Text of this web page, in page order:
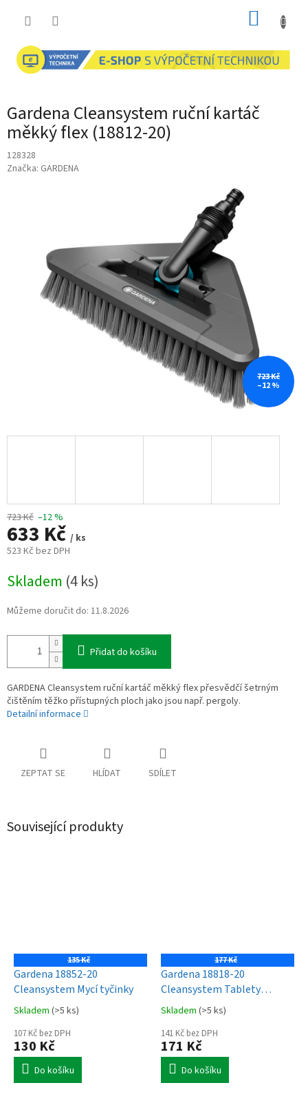
Gardena Cleansystem ruční kartáč
měkký flex (18812-20)
128328
Značka: GARDENA
723 Kč
–12 %
723 Kč –12 %
633 Kč / ks
523 Kč bez DPH
cena:
Skladem (4 ks)
Můžeme doručit do: 11.8.2026
Přidat do košíku
GARDENA Cleansystem ruční kartáč měkký flex přesvědčí šetrným
čištěním těžko přístupných ploch jako jsou např. pergoly.
Detailní informace
ZEPTAT SE HLÍDAT SDÍLET
Související produkty
135 Kč
Gardena 18852-20
Cleansystem Mycí tyčinky
Skladem (>5 ks)
107 Kč bez DPH
130 Kč
Do košíku
177 Kč
Gardena 18818-20
Cleansystem Tablety
18800/18802/18804
Skladem (>5 ks)
141 Kč bez DPH
171 Kč
Do košíku